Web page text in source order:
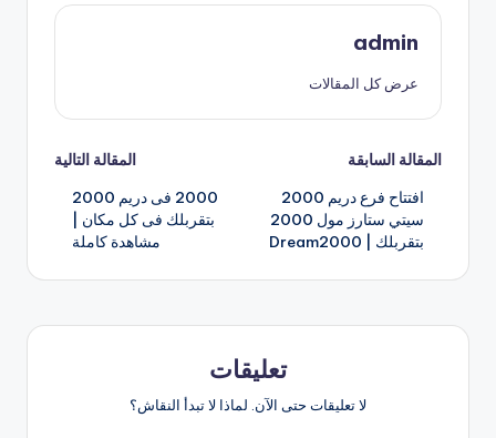
admin
عرض كل المقالات
تصفّح
المقالات
المقالة السابقة
افتتاح فرع دريم 2000
سيتي ستارز مول 2000
بتقربلك | Dream2000
المقالة التالية
2000 فى دريم 2000
بتقربلك فى كل مكان |
مشاهدة كاملة
تعليقات
لا تعليقات حتى الآن. لماذا لا تبدأ النقاش؟